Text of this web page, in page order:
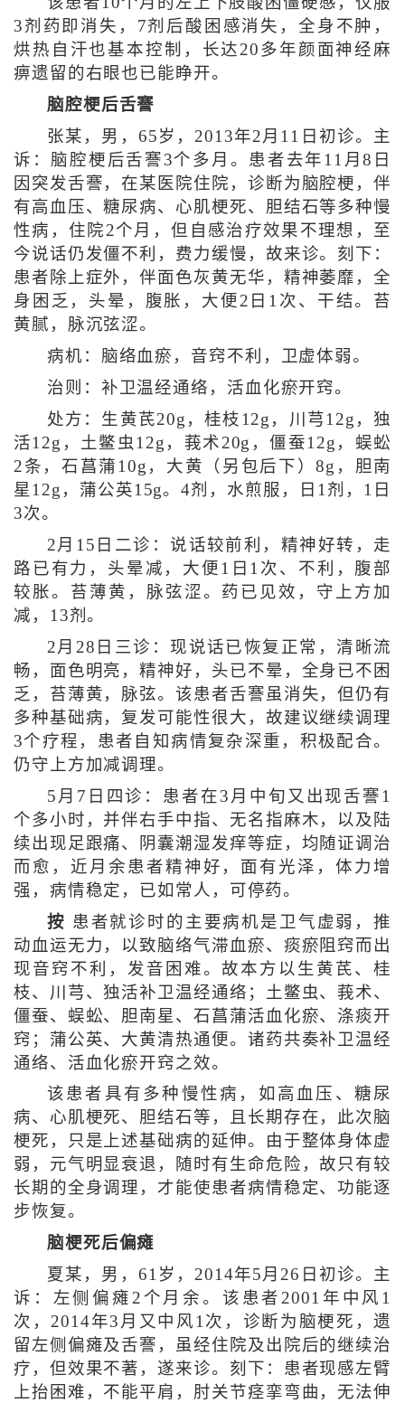
3剂药即消失，7剂后酸困感消失，全身不肿，
烘热自汗也基本控制，长达20多年颜面神经麻
痹遗留的右眼也已能睁开。
脑腔梗后舌謇
张某，男，65岁，2013年2月11日初诊。主
诉：脑腔梗后舌謇3个多月。患者去年11月8日
因突发舌謇，在某医院住院，诊断为脑腔梗，伴
有高血压、糖尿病、心肌梗死、胆结石等多种慢
性病，住院2个月，但自感治疗效果不理想，至
今说话仍发僵不利，费力缓慢，故来诊。刻下：
患者除上症外，伴面色灰黄无华，精神萎靡，全
身困乏，头晕，腹胀，大便2日1次、干结。苔
黄腻，脉沉弦涩。
病机：脑络血瘀，音窍不利，卫虚体弱。
治则：补卫温经通络，活血化瘀开窍。
处方：生黄芪20g，桂枝12g，川芎12g，独
活12g，土鳖虫12g，莪术20g，僵蚕12g，蜈蚣
2条，石菖蒲10g，大黄（另包后下）8g，胆南
星12g，蒲公英15g。4剂，水煎服，日1剂，1日
3次。
2月15日二诊：说话较前利，精神好转，走
路已有力，头晕减，大便1日1次、不利，腹部
较胀。苔薄黄，脉弦涩。药已见效，守上方加
减，13剂。
2月28日三诊：现说话已恢复正常，清晰流
畅，面色明亮，精神好，头已不晕，全身已不困
乏，苔薄黄，脉弦。该患者舌謇虽消失，但仍有
多种基础病，复发可能性很大，故建议继续调理
3个疗程，患者自知病情复杂深重，积极配合。
仍守上方加减调理。
5月7日四诊：患者在3月中旬又出现舌謇1
个多小时，并伴右手中指、无名指麻木，以及陆
续出现足跟痛、阴囊潮湿发痒等症，均随证调治
而愈，近月余患者精神好，面有光泽，体力增
强，病情稳定，已如常人，可停药。
按 患者就诊时的主要病机是卫气虚弱，推
动血运无力，以致脑络气滞血瘀、痰瘀阻窍而出
现音窍不利，发音困难。故本方以生黄芪、桂
枝、川芎、独活补卫温经通络；土鳖虫、莪术、
僵蚕、蜈蚣、胆南星、石菖蒲活血化瘀、涤痰开
窍；蒲公英、大黄清热通便。诸药共奏补卫温经
通络、活血化瘀开窍之效。
该患者具有多种慢性病，如高血压、糖尿
病、心肌梗死、胆结石等，且长期存在，此次脑
梗死，只是上述基础病的延伸。由于整体身体虚
弱，元气明显衰退，随时有生命危险，故只有较
长期的全身调理，才能使患者病情稳定、功能逐
步恢复。
脑梗死后偏瘫
夏某，男，61岁，2014年5月26日初诊。主
诉：左侧偏瘫2个月余。该患者2001年中风1
次，2014年3月又中风1次，诊断为脑梗死，遗
留左侧偏瘫及舌謇，虽经住院及出院后的继续治
疗，但效果不著，遂来诊。刻下：患者现感左臂
上抬困难，不能平肩，肘关节痉挛弯曲，无法伸